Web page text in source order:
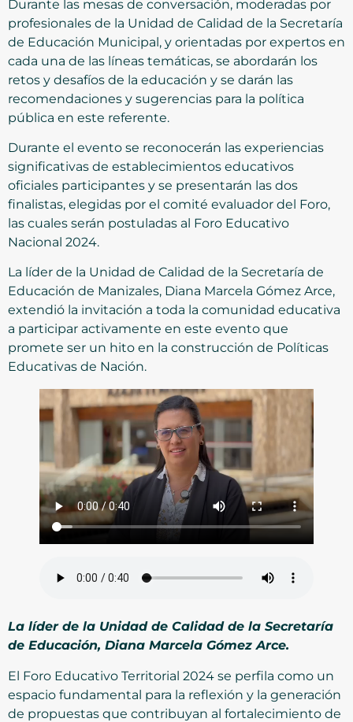
Durante las mesas de conversación, moderadas por
profesionales de la Unidad de Calidad de la Secretaría
de Educación Municipal, y orientadas por expertos en
cada una de las líneas temáticas, se abordarán los
retos y desafíos de la educación y se darán las
recomendaciones y sugerencias para la política
pública en este referente.
Durante el evento se reconocerán las experiencias
significativas de establecimientos educativos
oficiales participantes y se presentarán las dos
finalistas, elegidas por el comité evaluador del Foro,
las cuales serán postuladas al Foro Educativo
Nacional 2024.
La líder de la Unidad de Calidad de la Secretaría de
Educación de Manizales, Diana Marcela Gómez Arce,
extendió la invitación a toda la comunidad educativa
a participar activamente en este evento que
promete ser un hito en la construcción de Políticas
Educativas de Nación.
La líder de la Unidad de Calidad de la Secretaría
de Educación, Diana Marcela Gómez Arce.
El Foro Educativo Territorial 2024 se perfila como un
espacio fundamental para la reflexión y la generación
de propuestas que contribuyan al fortalecimiento de